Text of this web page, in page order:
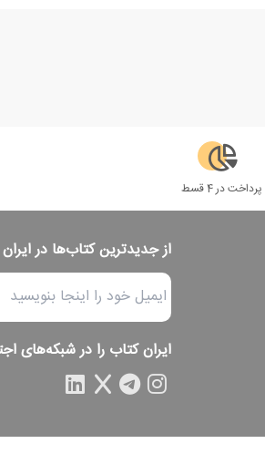
پرداخت در 4 قسط
از جدیدترین کتاب‌ها در
ایران کتاب را در شبکه‌های